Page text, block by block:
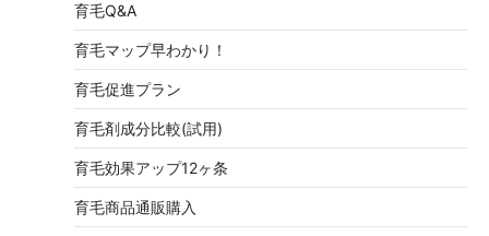
育毛Q&A
育毛マップ早わかり！
育毛促進プラン
育毛剤成分比較(試用)
育毛効果アップ12ヶ条
育毛商品通販購入